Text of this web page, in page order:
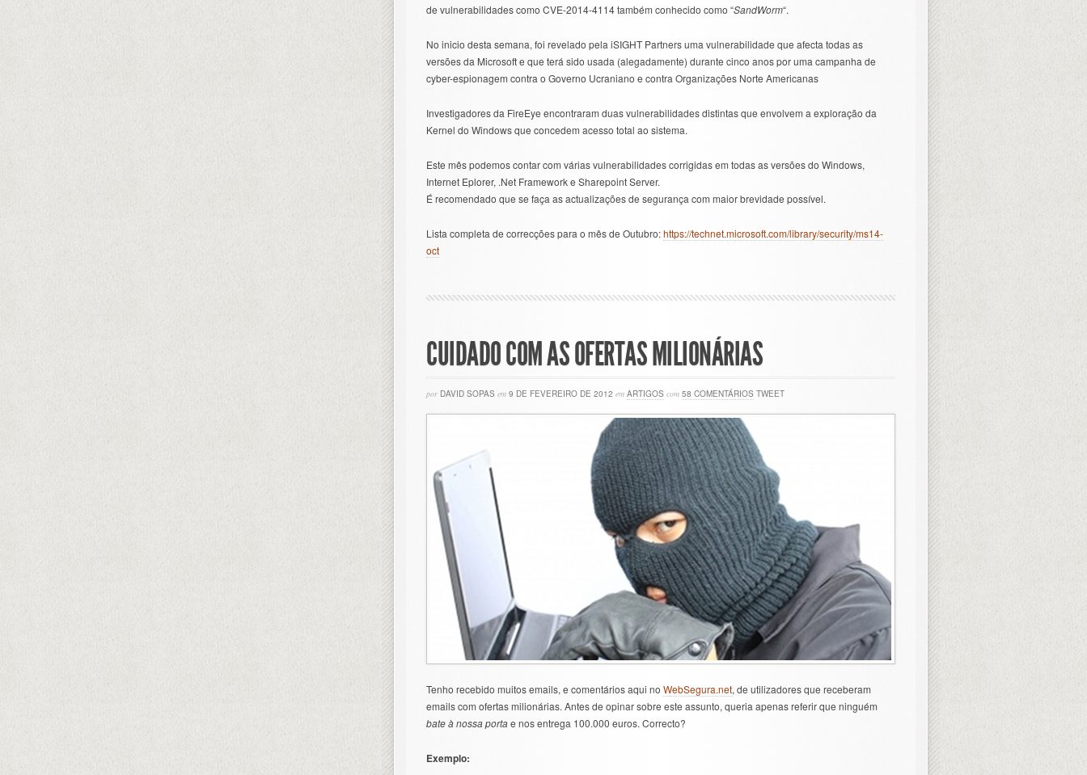
de vulnerabilidades como CVE-2014-4114 também conhecido como “SandWorm“.
No inicio desta semana, foi revelado pela iSIGHT Partners uma vulnerabilidade que afecta todas as
versões da Microsoft e que terá sido usada (alegadamente) durante cinco anos por uma campanha de
cyber-espionagem contra o Governo Ucraniano e contra Organizações Norte Americanas
Investigadores da FireEye encontraram duas vulnerabilidades distintas que envolvem a exploração da
Kernel do Windows que concedem acesso total ao sistema.
Este mês podemos contar com várias vulnerabilidades corrigidas em todas as versões do Windows,
Internet Eplorer, .Net Framework e Sharepoint Server.
É recomendado que se faça as actualizações de segurança com maior brevidade possível.
Lista completa de correcções para o mês de Outubro:https://technet.microsoft.com/library/security/ms14-
oct
CUIDADO COM AS OFERTAS MILIONÁRIAS
por DAVID SOPAS em 9 DE FEVEREIRO DE 2012 em ARTIGOS com 58 COMENTÁRIOS TWEET
Tenho recebido muitos emails, e comentários aqui no WebSegura.net, de utilizadores que receberam
emails com ofertas milionárias. Antes de opinar sobre este assunto, queria apenas referir que ninguém
bate à nossa portae nos entrega 100.000 euros. Correcto?
Exemplo: